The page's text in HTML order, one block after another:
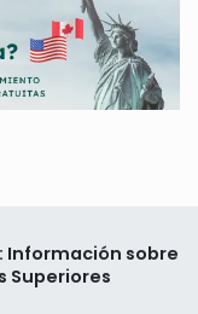
Información sobre
Superiores